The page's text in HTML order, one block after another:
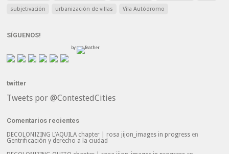
subjetivación
urbanización de villas Vila Autódromo
SÍGUENOS!
by
twitter
Tweets por @ContestedCities
Comentarios recientes
DECOLONIZING L’AQUILA chapter | rosa jijon_images in progress en
Gentrificación y derecho a la ciudad